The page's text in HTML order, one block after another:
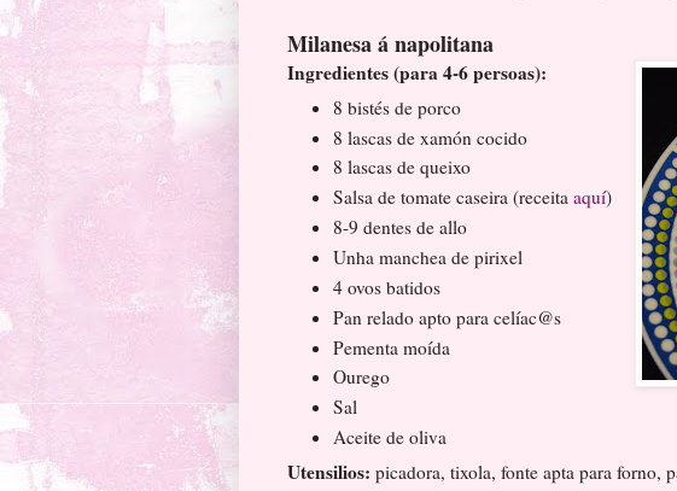
Milanesa á napolitana
Ingredientes (para 4-6 persoas):
8 bistés de porco
8 lascas de xamón cocido
8 lascas de queixo
Salsa de tomate caseira (receita aquí)
8-9 dentes de allo
Unha manchea de pirixel
4 ovos batidos
Pan relado apto para celíac@s
Pementa moída
Ourego
Sal
Aceite de oliva
Utensilios: picadora, tixola, fonte apta para forno,